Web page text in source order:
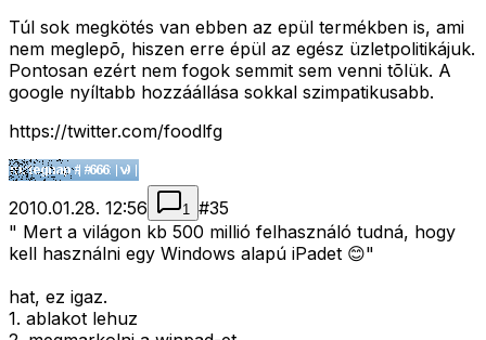
Túl sok megkötés van ebben az epül termékben is, ami
nem meglepõ, hiszen erre épül az egész üzletpolitikájuk.
Pontosan ezért nem fogok semmit sem venni tõlük. A
google nyíltabb hozzáállása sokkal szimpatikusabb.
https://twitter.com/foodlfg
2010.01.28. 12:56 1 #35
" Mert a világon kb 500 millió felhasználó tudná, hogy
kell használni egy Windows alapú iPadet 😊"
hat, ez igaz.
1. ablakot lehuz